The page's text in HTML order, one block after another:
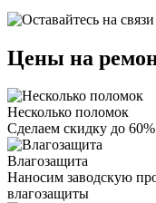
Цены на
Несколько поломок
Сделаем скидку до
Влагозащита
Наносим заводскую
влагозащиты